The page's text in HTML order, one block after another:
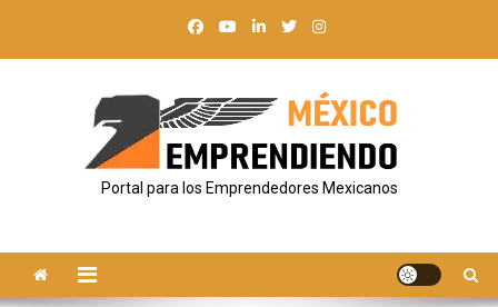
Portal para los Emprendedores Mexicanos